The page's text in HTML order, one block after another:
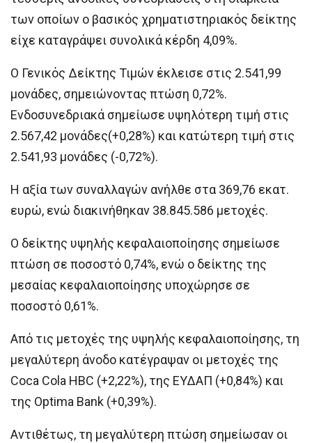
των οποίων ο βασικός χρηματιστηριακός δείκτης
είχε καταγράψει συνολικά κέρδη 4,09%.
O Γενικός Δείκτης Τιμών έκλεισε στις 2.541,99
μονάδες, σημειώνοντας πτώση 0,72%.
Ενδοσυνεδριακά σημείωσε υψηλότερη τιμή στις
2.567,42 μονάδες(+0,28%) και κατώτερη τιμή στις
2.541,93 μονάδες (-0,72%).
Η αξία των συναλλαγών ανήλθε στα 369,76 εκατ.
ευρώ, ενώ διακινήθηκαν 38.845.586 μετοχές.
Ο δείκτης υψηλής κεφαλαιοποίησης σημείωσε
πτώση σε ποσοστό 0,74%, ενώ ο δείκτης της
μεσαίας κεφαλαιοποίησης υποχώρησε σε
ποσοστό 0,61%.
Από τις μετοχές της υψηλής κεφαλαιοποίησης, τη
μεγαλύτερη άνοδο κατέγραψαν οι μετοχές της
Coca Cola HBC (+2,22%), της ΕΥΔΑΠ (+0,84%) και
της Optima Bank (+0,39%).
Αντιθέτως, τη μεγαλύτερη πτώση σημείωσαν οι